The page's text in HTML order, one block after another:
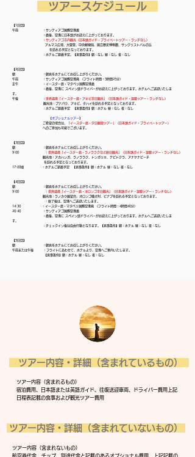
​ ツアースケジュール
【1日目】
午前 ：サンティアゴ国際空港着
：着後、空港に日本語がお迎えに上がっております。
： サンティアゴ市内観光 （日本語ガイド・プライベートツアー・ランチなし）
アルマス広場、大聖堂、中央郵便局、国立歴史博物館、サンクリストバルの丘
を訪れる予定となっております。
：ホテルご到着予定。【食事条件】朝：なし 昼：なし 夜：なし
【2日目】
朝 ：朝食をホテルにてお召し上がりください。
午前 ：サンティアゴ国際空港発 (フライト時間：5時間25分)
正午
：イースター島・マタベリ国際空港着
：着後、空港に スペイン語ドライバーがお迎えに上がっております。ホテルへご送迎いたしま
す。
午後 ： 世界遺産「イースター島・アキビ半日観光」（日本語ガイド・混載ツアー・ランチなし）
観光地：プナパウ、アキビ、タハイを訪れる予定となっております。
：ホテルご到着予定 【食事条件】朝：ホテル 昼：なし 夜：なし
【オプショナルツアー】
ご希望の場合は、
「イースター島・夕日観賞ツアー」（日本語ガイド・プライベートツアー）
へのご参加も可能でございます。
【3日目】
朝 ：朝食をホテルにてお召し上がりください。
9:00 ： 世界遺産「イースター島・ラノララクなど終日観光」（日本語ガイド・混載ツアー・ランチなし）
観光地：アカハンガ、ラノララク、トンガリキ、テピトクラ、アナケナビーチ
を訪れる予定となっております。
17:00頃 ：ホテルご到着予定 【食事条件】朝：ホテル 昼：なし 夜：なし
【4日目】
朝 ：朝食をホテルにてお召し上がりください。
9:00 ： 世界遺産「イースター島・オロンゴ半日観光」（日本語ガイド・混載ツアー・ランチなし）
観光地：ラノカウ展望台、オロンゴ儀式村、ビナプを訪れる予定となっております。
：終了後は、空港へご送迎いたします。
14:30 ：イースター島・マタベリ国際空港発 (フライト時間：4時間40分)
20:40
：サンティアゴ国際空港着
：着後、空港に スペイン語ドライバーがお迎えに上がっております。ホテルへご送迎いたしま
す。
：チェックイン後は自由行動となります。【食事条件】朝：ホテル 昼：なし 夜：なし
【5日目】
朝 ：朝食をホテルにてお召し上がりください。
午前または午後 ：フライトにあわせて、ホテルより、空港へご案内いたします。
【食事条件】朝：ホテル 昼：なし 夜：なし
ツアー内容・詳細（含まれているもの）
ツアー内容（含まれるもの）
宿泊費用、日本語または英語ガイド、往復送迎車両、ドライバー費用上記
日程表記載の食事および観光ツアー費用
ツアー内容・詳細（含まれていないもの）
​ツアー内容（含まれないもの）
航空券代金、チップ、別途代金と記載のあるオプショナル費用、上記記載の